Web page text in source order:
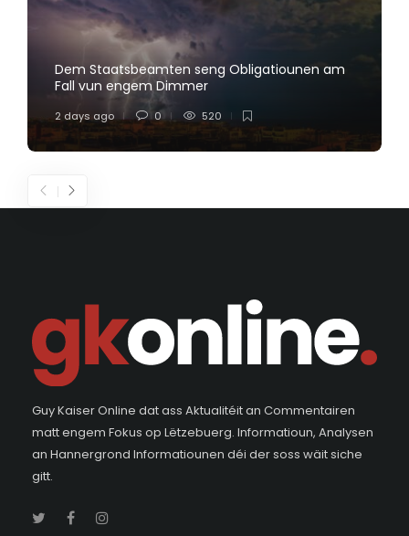
Dem Staatsbeamten seng Obligatiounen am
Fall vun engem Dimmer
2 days ago 0 520
Guy Kaiser Online dat ass Aktualitéit an Commentairen
matt engem Fokus op Lëtzebuerg. Informatioun, Analysen
an Hannergrond Informatiounen déi der soss wäit siche
gitt.